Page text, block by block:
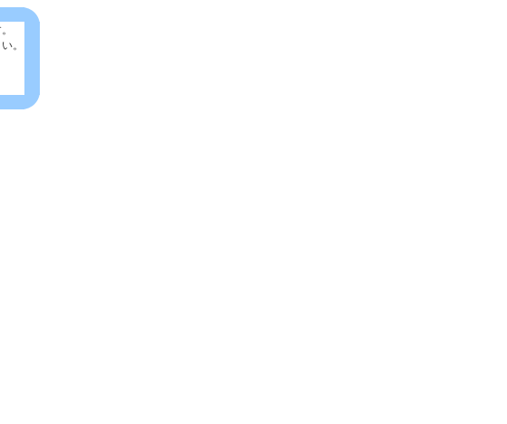
。